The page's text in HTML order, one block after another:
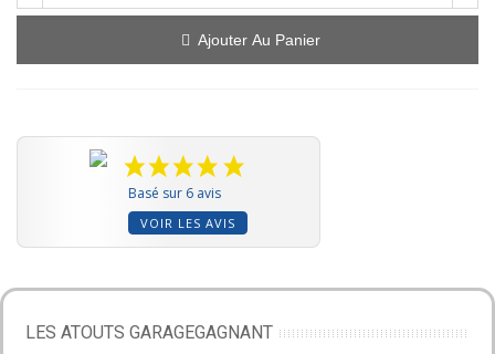
Ajouter Au Panier
Basé sur 6 avis
VOIR LES AVIS
LES ATOUTS GARAGEGAGNANT